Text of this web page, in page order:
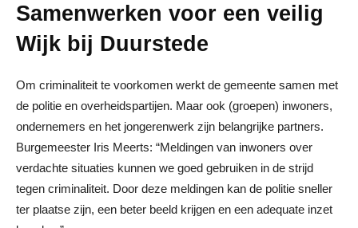
Samenwerken voor een veilig
Wijk bij Duurstede
Om criminaliteit te voorkomen werkt de gemeente samen met
de politie en overheidspartijen. Maar ook (groepen) inwoners,
ondernemers en het jongerenwerk zijn belangrijke partners.
Burgemeester Iris Meerts: “Meldingen van inwoners over
verdachte situaties kunnen we goed gebruiken in de strijd
tegen criminaliteit. Door deze meldingen kan de politie sneller
ter plaatse zijn, een beter beeld krijgen en een adequate inzet